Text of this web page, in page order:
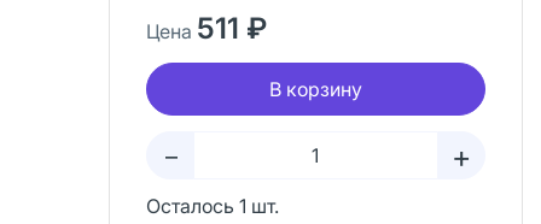
Цена 511 ₽
В корзину
– +
Осталось 1 шт.